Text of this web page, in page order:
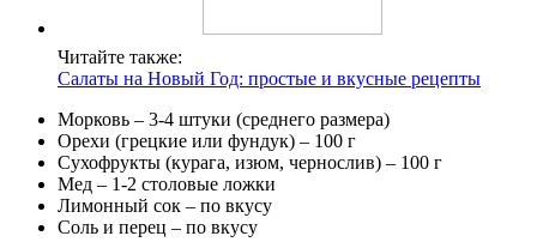
Читайте также:
Салаты на Новый Год: простые и вкусные рецепты
Морковь – 3-4 штуки (среднего размера)
Орехи (грецкие или фундук) – 100 г
Сухофрукты (курага, изюм, чернослив) – 100 г
Мед – 1-2 столовые ложки
Лимонный сок – по вкусу
Соль и перец – по вкусу